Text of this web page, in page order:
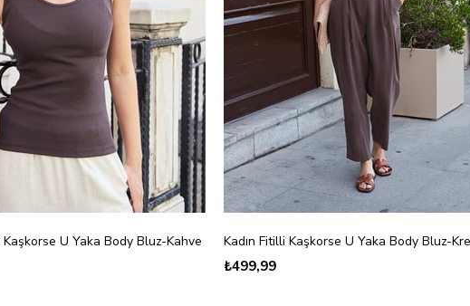
Kaşkorse U Yaka Body Bluz-Kahve Kadın Fitilli Kaşkorse U Yaka Body Bluz-
₺499,99